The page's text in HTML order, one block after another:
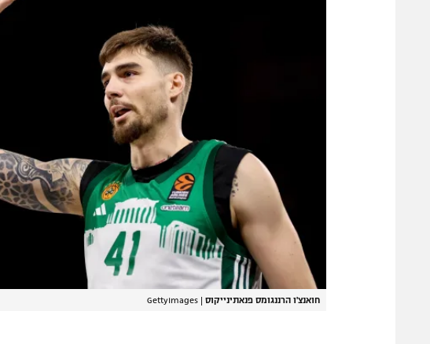
חואנצ'ו הרננגומס פנאתינייקוס |
GettyImages